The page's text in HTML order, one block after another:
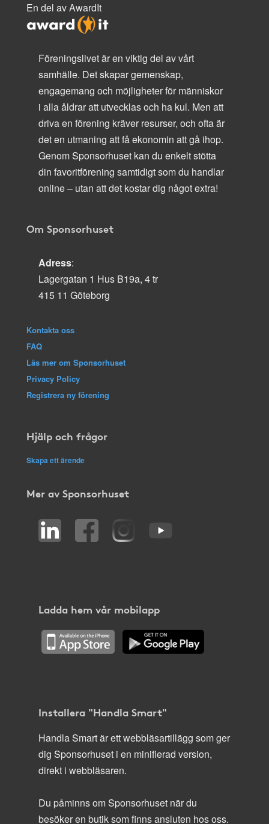
En del av AwardIt
Föreningslivet är en viktig del av vårt
samhälle. Det skapar gemenskap,
engagemang och möjligheter för människor
i alla åldrar att utvecklas och ha kul. Men att
driva en förening kräver resurser, och ofta är
det en utmaning att få ekonomin att gå ihop.
Genom Sponsorhuset kan du enkelt stötta
din favoritförening samtidigt som du handlar
online – utan att det kostar dig något extra!
Om Sponsorhuset
Adress:
Lagergatan 1 Hus B19a, 4 tr
415 11 Göteborg
Kontakta oss
FAQ
Läs mer om Sponsorhuset
Privacy Policy
Registrera ny förening
Hjälp och frågor
Skapa ett ärende
Mer av Sponsorhuset
Ladda hem vår mobilapp
Installera "Handla Smart"
Handla Smart är ett webbläsartillägg som ger
dig Sponsorhuset i en minifierad version,
direkt i webbläsaren.
Du påminns om Sponsorhuset när du
besöker en butik som finns ansluten hos oss.